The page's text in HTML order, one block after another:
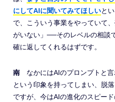
にしてAIに聞いてみてほしいと
で、こういう事業をやっていて
がいない」──そのレベルの相談
確に返してくれるはずです。
南なかにはAIのプロンプトと言
という印象を持ってしまい、脱
ですが、今はAIの進化のスピード